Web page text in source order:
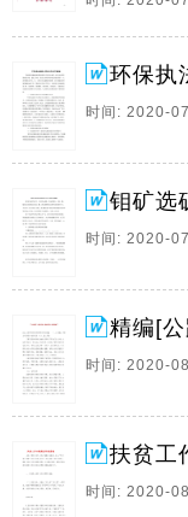
象。最近几年来
认真贯彻落实中
合构建惩治和预
点，认真落实党
育、健全制度、
工作各项任务，
5、钼矿选矿药剂
剂中，大多数为
无机物如五硫化
当，不仅对个人
放或通过尾矿库
化，形成二次污
或未采取必要的
全，需要对选矿药
6、公路项目部风
险管理及防范措
环保执
时间: 2020-
钼矿选
时间: 2020-
精编[
时间: 2020-
扶贫工
时间: 2020-